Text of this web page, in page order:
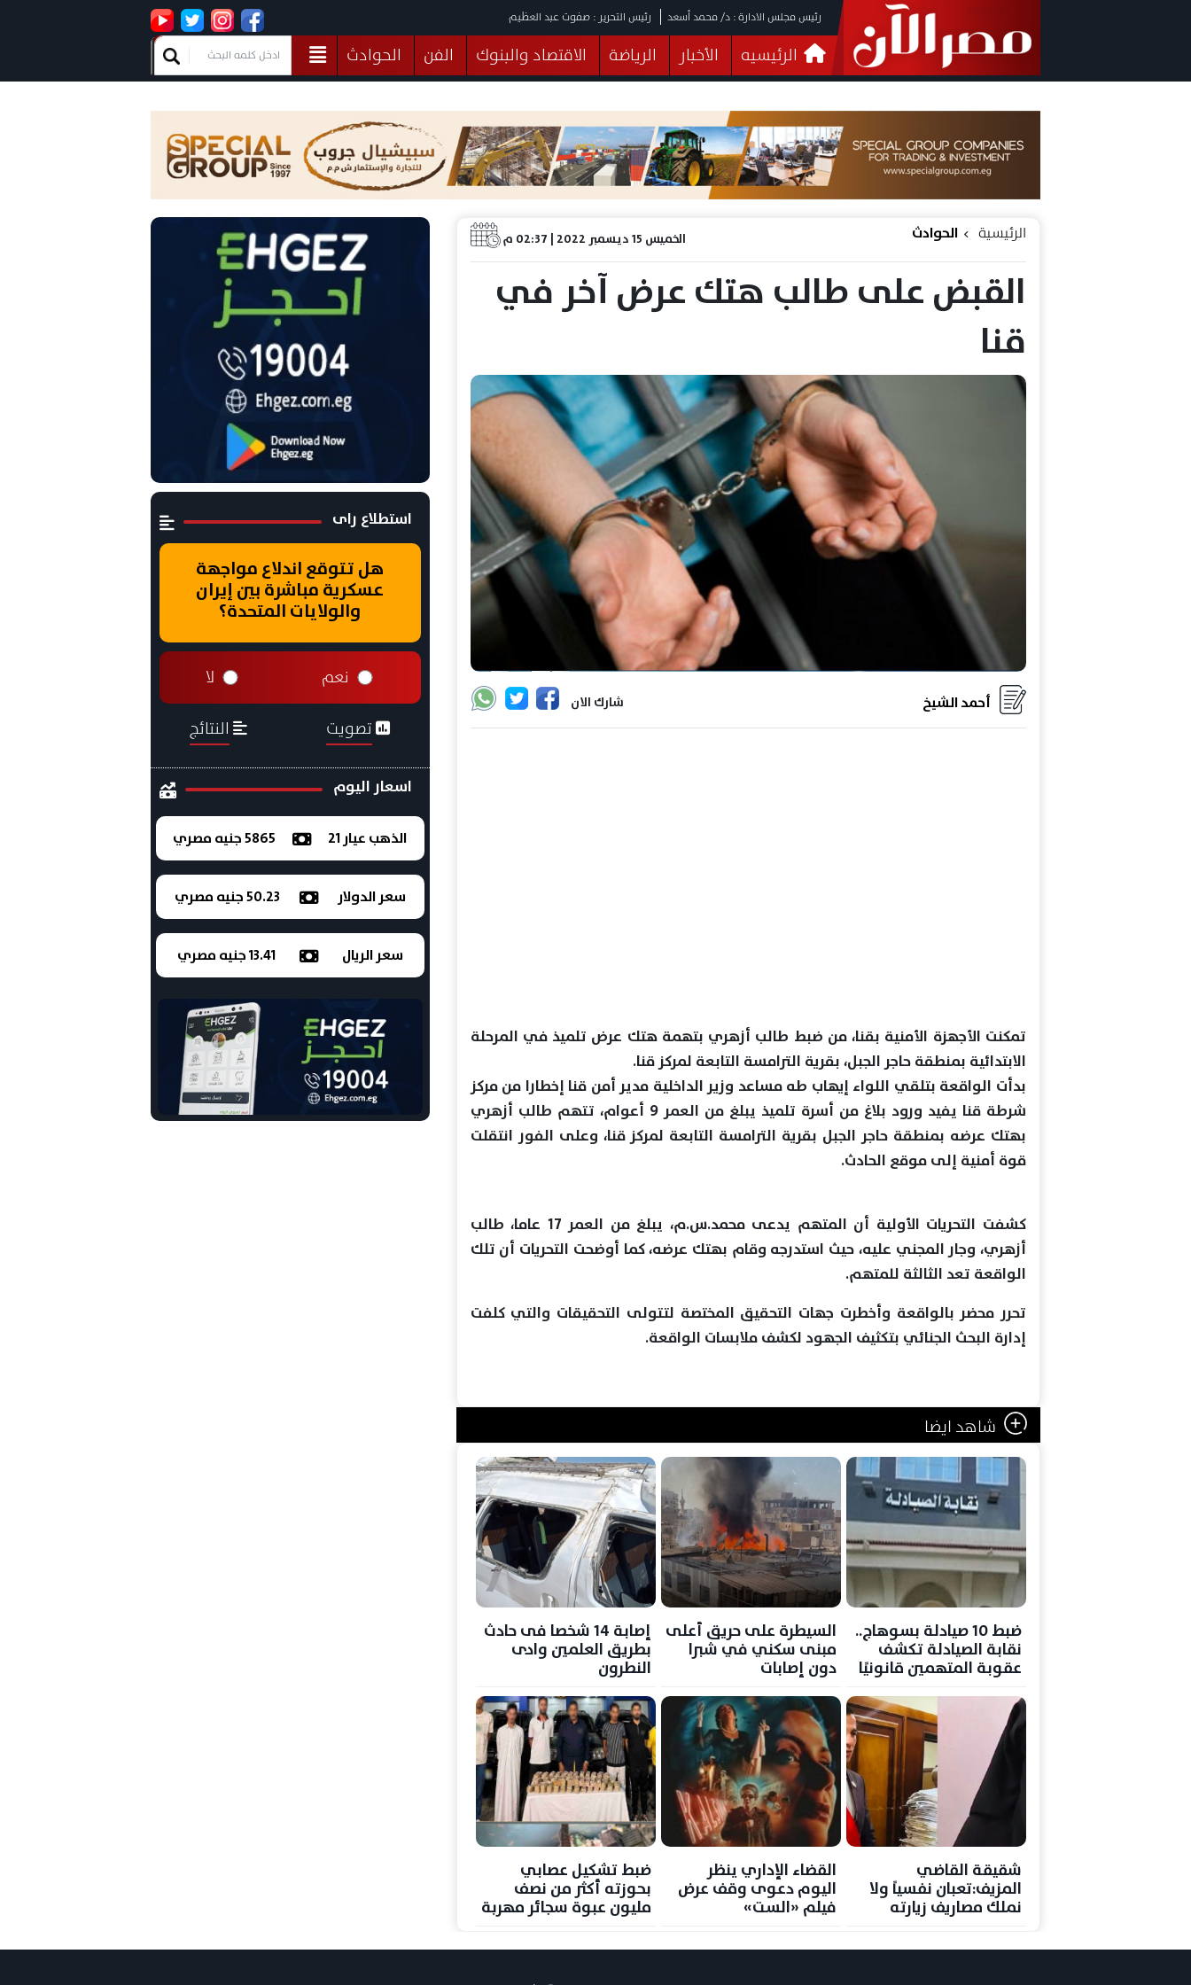
رئيس مجلس الادارة : د/ محمد أسعد رئيس التحرير : صفوت عبد العظيم
الرئيسيه الأخبار الرياضة الاقتصاد والبنوك الفن
الحوادث
فيديوهات
البرلمان صحة الثقافة خدمات منوعات
الخميس 15 ديسمبر 2022 | 02:37 م الرئيسية الحوادث
القبض على طالب هتك عرض آخر في
قنا
شارك الان أحمد الشيخ
تمكنت الأجهزة الأمنية بقنا، من ضبط طالب أزهري بتهمة هتك عرض تلميذ في المرحلة
الابتدائية بمنطقة حاجر الجبل، بقرية الترامسة التابعة لمركز قنا.
بدأت الواقعة بتلقي اللواء إيهاب طه مساعد وزير الداخلية مدير أمن قنا إخطارا من مركز
شرطة قنا يفيد ورود بلاغ من أسرة تلميذ يبلغ من العمر 9 أعوام، تتهم طالب أزهري
بهتك عرضه بمنطقة حاجر الجبل بقرية الترامسة التابعة لمركز قنا، وعلى الفور انتقلت
قوة أمنية إلى موقع الحادث.
كشفت التحريات الأولية أن المتهم يدعى محمد.س.م، يبلغ من العمر 17 عاما، طالب
أزهري، وجار المجني عليه، حيث استدرجه وقام بهتك عرضه، كما أوضحت التحريات أن تلك
الواقعة تعد الثالثة للمتهم.
تحرر محضر بالواقعة وأخطرت جهات التحقيق المختصة لتتولى التحقيقات والتي كلفت
إدارة البحث الجنائي بتكثيف الجهود لكشف ملابسات الواقعة.
شاهد ايضا
ضبط 10 صيادلة بسوهاج..
نقابة الصيادلة تكشف
عقوبة المتهمين قانونيًا
السيطرة على حريق أعلى
مبنى سكني في شبرا
دون إصابات
إصابة 14 شخصا فى حادث
بطريق العلمين وادى
النطرون
شقيقة القاضي
المزيف:تعبان نفسياً ولا
نملك مصاريف زيارته
القضاء الإداري ينظر
اليوم دعوى وقف عرض
فيلم «الست»
ضبط تشكيل عصابي
بحوزته أكثر من نصف
مليون عبوة سجائر مهربة
استطلاع راى
هل تتوقع اندلاع مواجهة
عسكرية مباشرة بين إيران
والولايات المتحدة؟
نعم لا
تصويت النتائج
اسعار اليوم
الذهب عيار 21 5865 جنيه مصري
سعر الدولار 50.23 جنيه مصري
سعر الريال 13.41 جنيه مصري